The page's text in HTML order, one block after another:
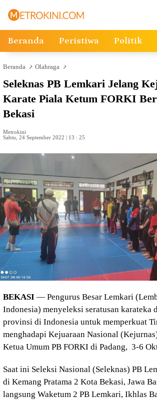
Beranda Peristiwa Politik
Beranda Olahraga
Seleknas PB Lemkari Jelang
Karate Piala Ketum FORKI
Bekasi
Metrokini
Sabtu, 24 September 2022 | 13 : 25
BEKASI — Pengurus Besar Lemkari
Indonesia) menyeleksi seratusan karateka
provinsi di Indonesia untuk memperkuat
menghadapi Kejuaraan Nasional
Ketua Umum PB FORKI di Padang, 3-6
Saat ini Seleksi Nasional (Seleknas) PB
di Kemang Pratama 2 Kota Bekasi, Jawa
langsung Waketum 2 PB Lemkari, Ikhlas